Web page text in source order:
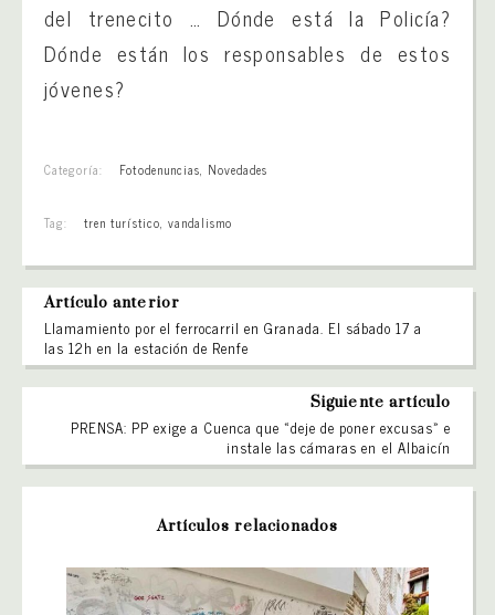
del trenecito … Dónde está la Policía?
Dónde están los responsables de estos
jóvenes?
Categoría: Fotodenuncias, Novedades
Tag: tren turístico, vandalismo
Artículo anterior
Llamamiento por el ferrocarril en Granada. El sábado 17 a
las 12h en la estación de Renfe
Siguiente artículo
PRENSA: PP exige a Cuenca que «deje de poner excusas» e
instale las cámaras en el Albaicín
Artículos relacionados